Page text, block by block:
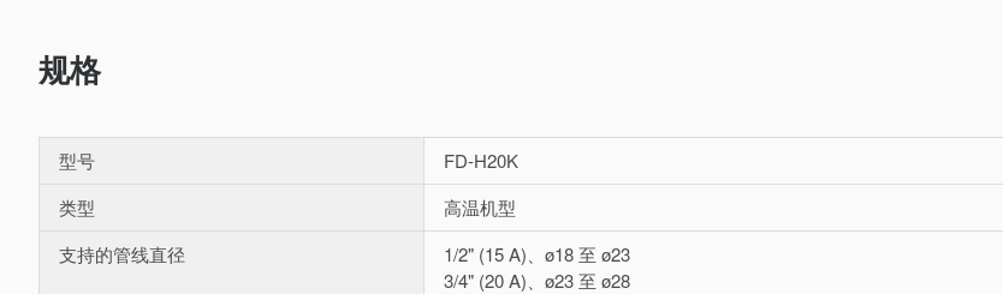
规格
型号
FD-H20K
类型
高温机型
支持的管线直径
1/2" (15 A)、ø18 至 ø23
3/4" (20 A)、ø23 至 ø28